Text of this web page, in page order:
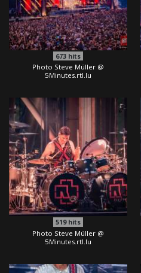
673hits
Photo Steve Müller @
5Minutes.rtl.lu
519hits
Photo Steve Müller @
5Minutes.rtl.lu